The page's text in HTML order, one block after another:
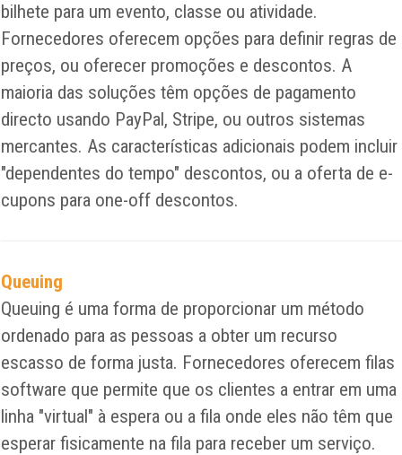
bilhete para um evento, classe ou atividade.
Fornecedores oferecem opções para definir regras de
preços, ou oferecer promoções e descontos. A
maioria das soluções têm opções de pagamento
directo usando PayPal, Stripe, ou outros sistemas
mercantes. As características adicionais podem incluir
"dependentes do tempo" descontos, ou a oferta de e-
cupons para one-off descontos.
Queuing
Queuing é uma forma de proporcionar um método
ordenado para as pessoas a obter um recurso
escasso de forma justa. Fornecedores oferecem filas
software que permite que os clientes a entrar em uma
linha "virtual" à espera ou a fila onde eles não têm que
esperar fisicamente na fila para receber um serviço.